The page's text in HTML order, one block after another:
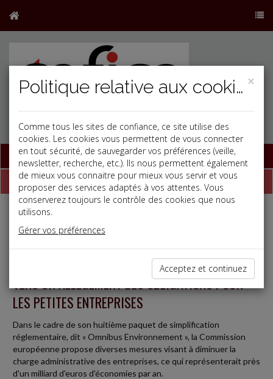
Base documentaire
Dépêches
Vie des affaires
RESPONSABILITÉ ÉLARGIE DU PRODUCTEUR :
VERS UN ALLÈGEMENT DES OBLIGATIONS POUR
LES PETITES ENTREPRISES
Dans le cadre de son huitième paquet de simplification
réglementaire, dit « Omnibus Environnement », la Commission
européenne propose diverses mesures visant à diminuer la
charge administrative des entreprises, ce qui représenterait près
d'un milliard d'euros d'économies par an.
×
Politique relative aux cookies
Comme tous les sites de confiance, ce site utilise des
cookies. Les cookies vous permettent de vous connecter
en tout sécurité, de sauvegarder vos préférences (veille,
newsletter, recherche, etc.). Ils nous permettent également
de mieux vous connaitre pour mieux vous servir et vous
proposer des services adaptés à vos attentes. Vous
conserverez toujours le contrôle des cookies que nous
utilisons.
Gérer vos préférences
Acceptez et continuez